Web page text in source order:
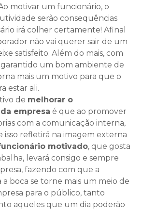
motivar um funcionário, o
serão consequências
irá colher certamente! Afinal
não vai querer sair de um
satisfeito. Além do mais, com
garantido um bom ambiente de
mais um motivo para que o
estar ali.
de melhorar o
empresa é que ao promover
com a comunicação interna,
refletirá na imagem externa
motivado, que gosta
levará consigo e sempre
fazendo com que a
boca se torne mais um meio de
para o público, tanto
aqueles que um dia poderão